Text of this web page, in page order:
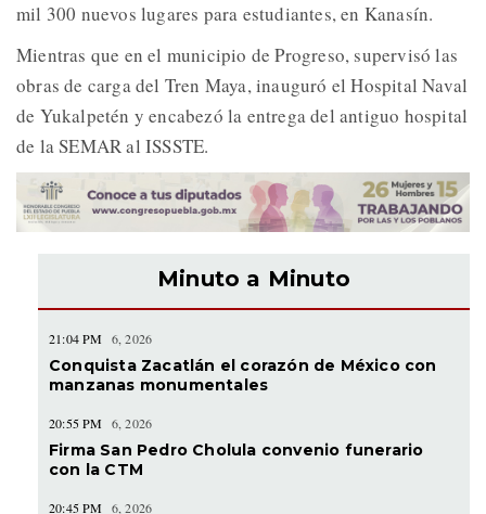
mil 300 nuevos lugares para estudiantes, en Kanasín.
Mientras que en el municipio de Progreso, supervisó las
obras de carga del Tren Maya, inauguró el Hospital Naval
de Yukalpetén y encabezó la entrega del antiguo hospital
de la SEMAR al ISSSTE.
Minuto a Minuto
21:04 PM 6, 2026
Conquista Zacatlán el corazón de México con
manzanas monumentales
20:55 PM 6, 2026
Firma San Pedro Cholula convenio funerario
con la CTM
20:45 PM 6, 2026